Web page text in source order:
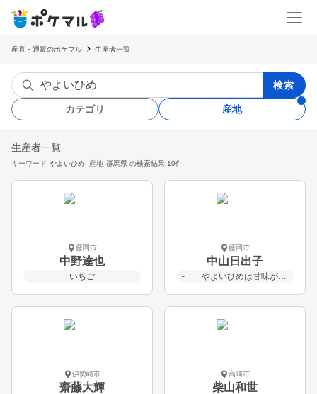
産直・通販のポケマル 生産者一覧
検索
カテゴリ 産地
生産者一覧
キーワード やよいひめ 産地 群馬県 の検索結果:10件
藤岡市
中野達也
いちご
藤岡市
中山日出子
- やよいひめは甘味が強くまろやかな酸味が特徴です。
伊勢崎市
齋藤大輝
高崎市
柴山和世